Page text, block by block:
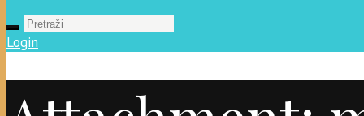
Login